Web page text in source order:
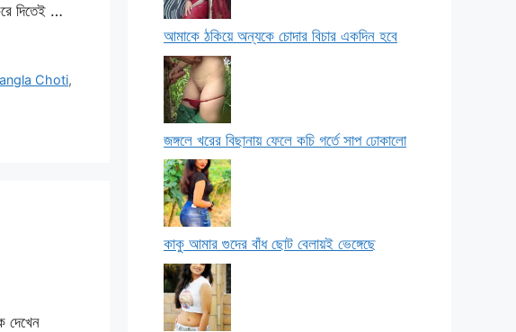
দিতেই …
Choti,
দেখেন
আমাকে ঠকিয়ে অন্যকে চোদার বিচার একদিন হবে
জঙ্গলে খরের বিছানায় ফেলে কচি গর্তে সাপ ঢোকালো
কাকু আমার গুদের বাঁধ ছোট বেলায়ই ভেঙ্গেছে